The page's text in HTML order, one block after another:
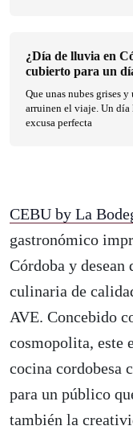
CEBU by La
gastronómico
Córdoba y
culinaria de
AVE. Concebido
cosmopolita, este
cocina cordobesa
para un público
también la
¿Día de lluvia en
cubierto para un
Que unas nubes grises
arruinen el viaje. Un
excusa perfecta